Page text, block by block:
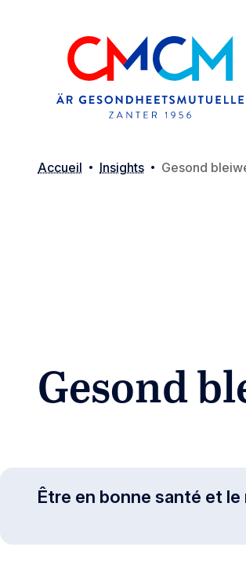
Accueil Insights Gesond
Gesond
Être en bonne santé et